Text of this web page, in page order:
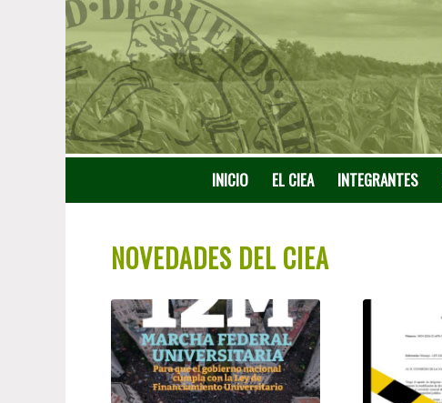
INICIO EL CIEA INTEGRANTES
NOVEDADES DEL CIEA